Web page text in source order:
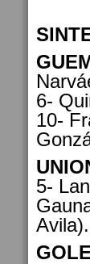
6-
10-
5-